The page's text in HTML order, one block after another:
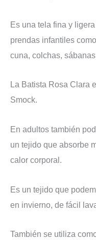
Es una tela fina y
prendas infantiles
cuna, colchas,
La Batista Rosa Clara
Smock.
En adultos también
un tejido que absorbe
calor corporal.
Es un tejido que
en invierno, de fácil
También se utiliza